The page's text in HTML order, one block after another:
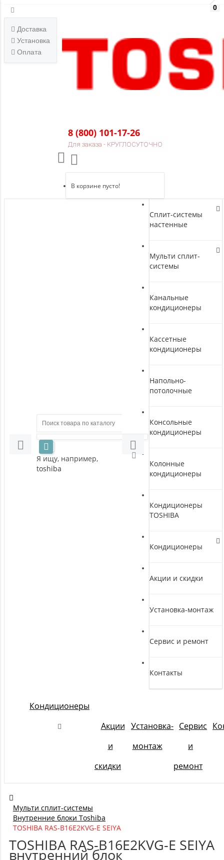
Доставка
Установка
Оплата
8 (800) 101-17-26
Для заказа - КРУГЛОСУТОЧНО
0
В корзине пусто!
Я ищу, например,
toshiba
Сплит-системы
настенные
Мульти сплит-
системы
Канальные
кондиционеры
Кассетные
кондиционеры
Напольно-
потолочные
Консольные
кондиционеры
Колонные
кондиционеры
Кондиционеры
TOSHIBA
Кондиционеры
Акции и скидки
Установка-монтаж
Сервис и ремонт
Контакты
Кондиционеры
Акции
и
скидки
Установка-
монтаж
Сервис
и
ремонт
Мульти сплит-системы
Внутренние блоки Toshiba
TOSHIBA RAS-B16E2KVG-E SEIYA
TOSHIBA RAS-B16E2KVG-E SEIYA
внутренний блок